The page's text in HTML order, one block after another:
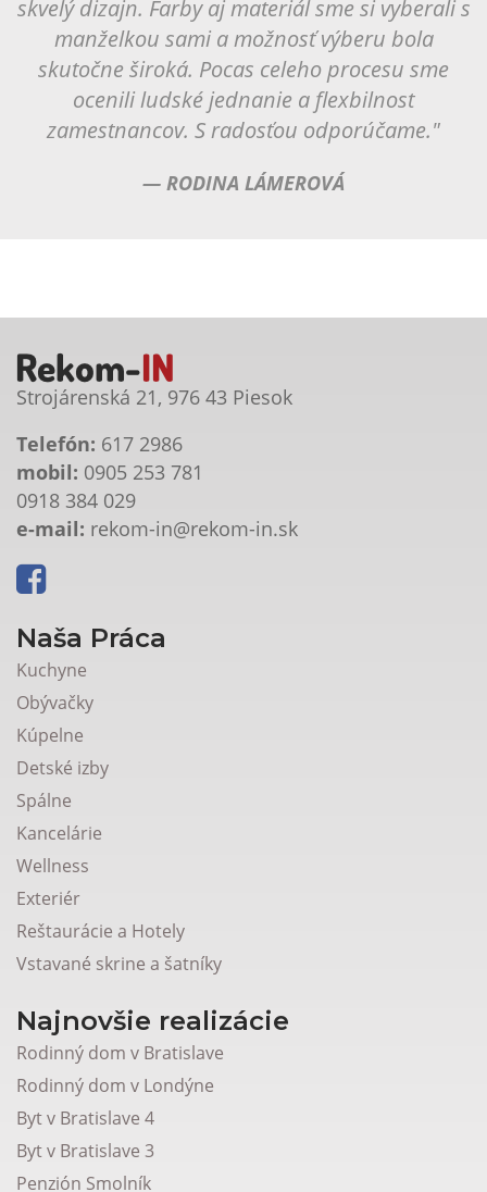
skvelý dizajn. Farby aj materiál sme si vyberali s
manželkou sami a možnosť výberu bola
skutočne široká. Pocas celeho procesu sme
ocenili ludské jednanie a flexbilnost
zamestnancov. S radosťou odporúčame."
— RODINA LÁMEROVÁ
Strojárenská 21, 976 43 Piesok
Telefón: 617 2986
mobil: 0905 253 781
0918 384 029
e-mail: rekom-in@rekom-in.sk
Naša Práca
Kuchyne
Obývačky
Kúpelne
Detské izby
Spálne
Kancelárie
Wellness
Exteriér
Reštaurácie a Hotely
Vstavané skrine a šatníky
Najnovšie realizácie
Rodinný dom v Bratislave
Rodinný dom v Londýne
Byt v Bratislave 4
Byt v Bratislave 3
Penzión Smolník